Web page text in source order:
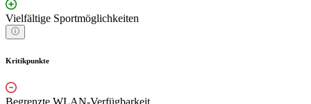
Vielfältige Sportmöglichkeiten
Kritikpunkte
Begrenzte WLAN-Verfügbarkeit